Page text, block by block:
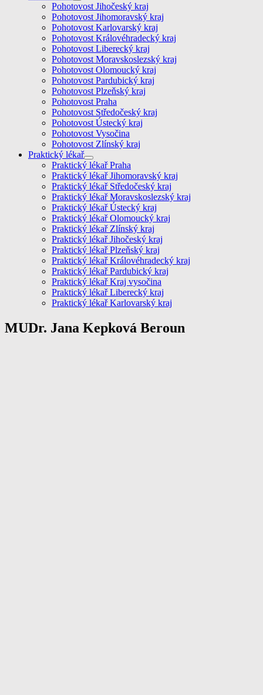
Pohotovost Jihočeský kraj
Pohotovost Jihomoravský kraj
Pohotovost Karlovarský kraj
Pohotovost Královéhradecký kraj
Pohotovost Liberecký kraj
Pohotovost Moravskoslezský kraj
Pohotovost Olomoucký kraj
Pohotovost Pardubický kraj
Pohotovost Plzeňský kraj
Pohotovost Praha
Pohotovost Středočeský kraj
Pohotovost Ústecký kraj
Pohotovost Vysočina
Pohotovost Zlínský kraj
Praktický lékař
Praktický lékař Praha
Praktický lékař Jihomoravský kraj
Praktický lékař Středočeský kraj
Praktický lékař Moravskoslezský kraj
Praktický lékař Ústecký kraj
Praktický lékař Olomoucký kraj
Praktický lékař Zlínský kraj
Praktický lékař Jihočeský kraj
Praktický lékař Plzeňský kraj
Praktický lékař Královéhradecký kraj
Praktický lékař Pardubický kraj
Praktický lékař Kraj vysočina
Praktický lékař Liberecký kraj
Praktický lékař Karlovarský kraj
MUDr. Jana Kepková Beroun